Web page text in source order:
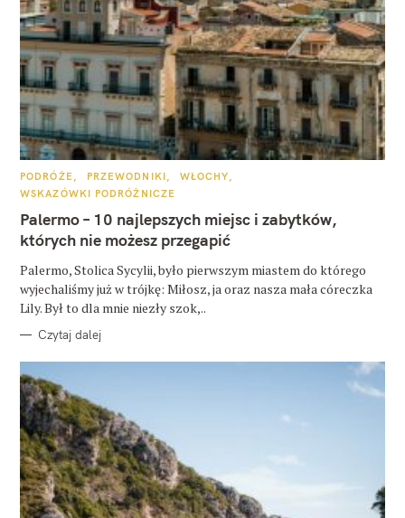
K
T
G
R
PODRÓŻE PRZEWODNIKI
WŁOCHY
WSKAZÓWKI PODRÓŻNICZE
Palermo – 10 najlepszych miejsc i zabytków,
których nie możesz przegapić
Palermo, Stolica Sycylii, było pierwszym miastem do którego
wyjechaliśmy już w trójkę: Miłosz, ja oraz nasza mała córeczka
Lily. Był to dla mnie niezły szok,..
Czytaj dalej